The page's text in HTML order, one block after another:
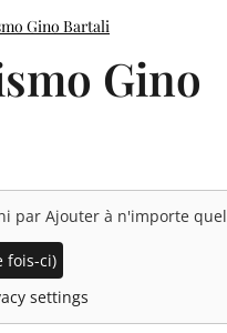
Gino Bartali
Gino
par Ajouter à n'importe quel
fois-ci)
settings